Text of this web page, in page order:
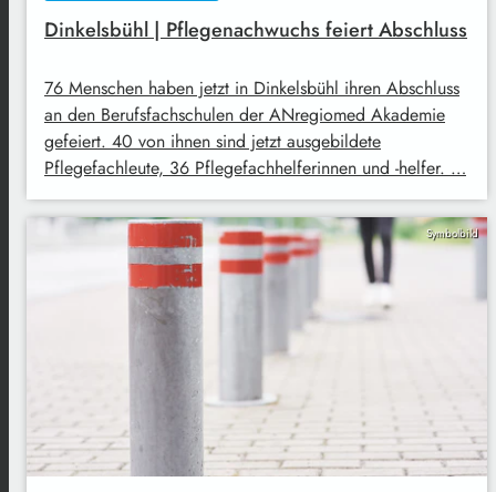
Dinkelsbühl | Pflegenachwuchs feiert Abschluss
76 Menschen haben jetzt in Dinkelsbühl ihren Abschluss
an den Berufsfachschulen der ANregiomed Akademie
gefeiert. 40 von ihnen sind jetzt ausgebildete
Pflegefachleute, 36 Pflegefachhelferinnen und -helfer. …
Symbolbild